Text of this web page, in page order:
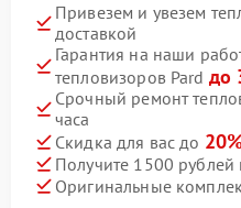
Привезем и увезем
доставкой
Гарантия на наши
тепловизоров Pard до
Срочный ремонт
часа
Скидка для вас до
Получите 1500 рублей
Оригинальные